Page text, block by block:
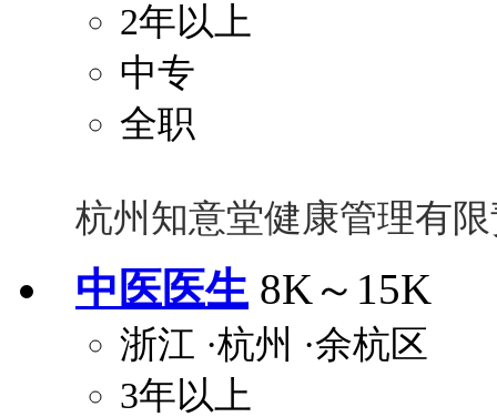
2年以上
中专
全职
杭州知意堂健康管理有
中医医生 8K～15K
浙江 ·杭州 ·余杭区
3年以上